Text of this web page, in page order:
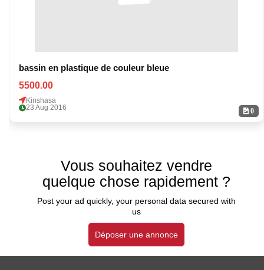
0
bassin en plastique de couleur bleue
5500.00
Kinshasa
23 Aug 2016
Vous souhaitez vendre
quelque chose rapidement ?
Post your ad quickly, your personal data secured with
us
Déposer une annonce